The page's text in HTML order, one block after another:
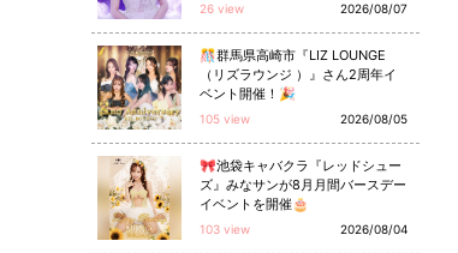
26 view 2026/08/07
🎊群馬県高崎市『LIZ LOUNGE
（リズラウンジ ）』さん2周年イ
ベント開催！🎉
105 view 2026/08/05
🎀池袋キャバクラ『レッドシュー
ズ』みなサンが8月月間バースデー
イベントを開催🎂
103 view 2026/08/04